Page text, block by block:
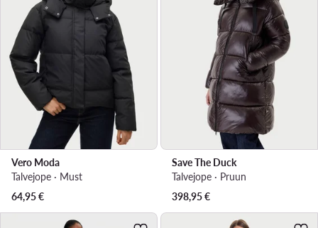
Vero Moda
Talvejope · Must
64,95€
Save The Duck
Talvejope · Pruun
398,95€